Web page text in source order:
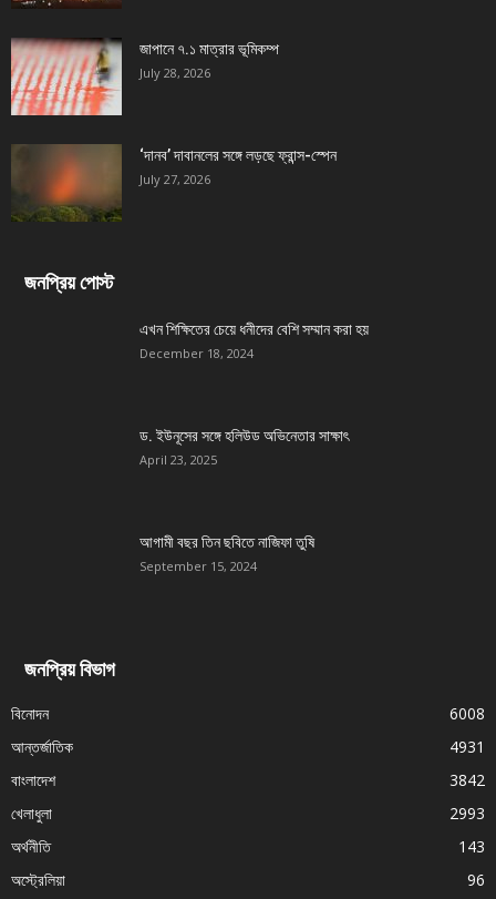
জাপানে ৭.১ মাত্রার ভূমিকম্প
July 28, 2026
‘দানব’ দাবানলের সঙ্গে লড়ছে ফ্রান্স-স্পেন
July 27, 2026
জনপ্রিয় পোস্ট
এখন শিক্ষিতের চেয়ে ধনীদের বেশি সম্মান করা হয়
December 18, 2024
ড. ইউনূসের সঙ্গে হলিউড অভিনেতার সাক্ষাৎ
April 23, 2025
আগামী বছর তিন ছবিতে নাজিফা তুষি
September 15, 2024
জনপ্রিয় বিভাগ
বিনোদন
6008
আন্তর্জাতিক
4931
বাংলাদেশ
3842
খেলাধুলা
2993
অর্থনীতি
143
অস্ট্রেলিয়া
96